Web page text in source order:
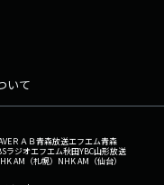
いて
ＲＡＢ青森放送エフエム青森
ラジオエフエム秋田YBC山形放送
AM（札幌） NHK AM（仙台）